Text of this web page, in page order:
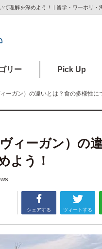
理解を深めよう！ | 留学・ワーホリ・
リー Pick Up
ーガン）の違いとは？食の多様性に
ィーガン）の
よう！
シェアする ツィートする